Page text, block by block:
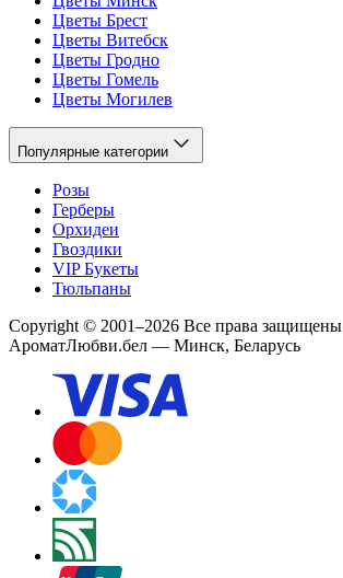
Цветы Брест
Цветы Витебск
Цветы Гродно
Цветы Гомель
Цветы Могилев
Популярные категории
Розы
Герберы
Орхидеи
Гвоздики
VIP Букеты
Тюльпаны
Copyright © 2001–2026 Все права защищены
АроматЛюбви.бел — Минск, Беларусь